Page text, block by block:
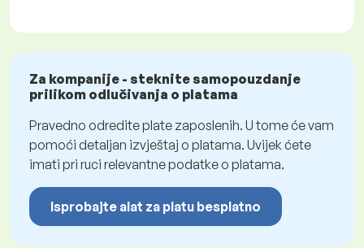
Za kompanije - steknite samopouzdanje
prilikom odlučivanja o platama
Pravedno odredite plate zaposlenih. U tome će vam
pomoći detaljan izvještaj o platama. Uvijek ćete
imati pri ruci relevantne podatke o platama.
Isprobajte alat za platu besplatno